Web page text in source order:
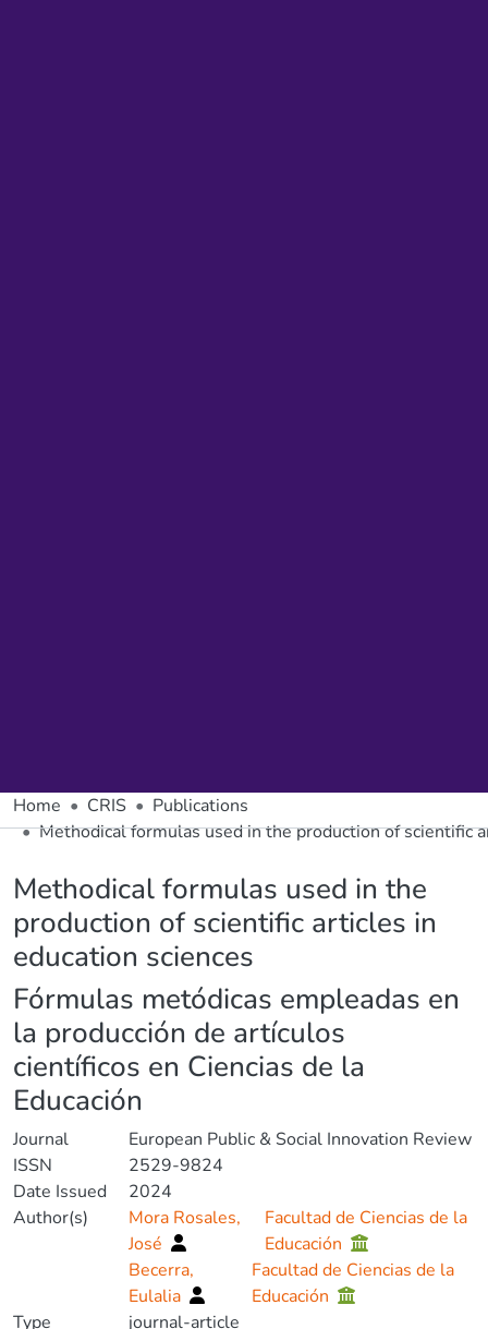
Home CRIS
Publications
Methodical formulas used in the production of scientific
Methodical formulas used in the
production of scientific articles in
education sciences
Fórmulas metódicas empleadas en
la producción de artículos
científicos en Ciencias de la
Educación
Journal
European Public & Social Innovation Review
ISSN
2529-9824
Date Issued
2024
Author(s)
Mora Rosales,
José
Facultad de Ciencias de la
Educación
Becerra,
Eulalia
Facultad de Ciencias de la
Educación
Type
journal-article